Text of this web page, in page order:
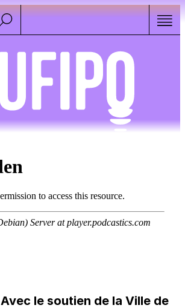
Avec le soutien de la Ville de